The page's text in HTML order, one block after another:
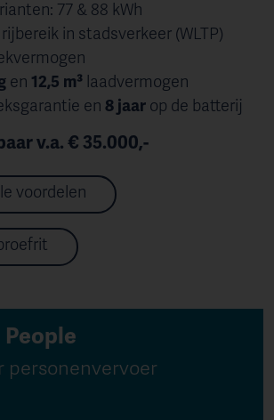
77 & 88 kWh
rijbereik in stadsverkeer (WLTP)
en 12,5 m³ laadvermogen
en8 jaar op de batterij
v.a. € 35.000,-
voordelen
personenvervoer